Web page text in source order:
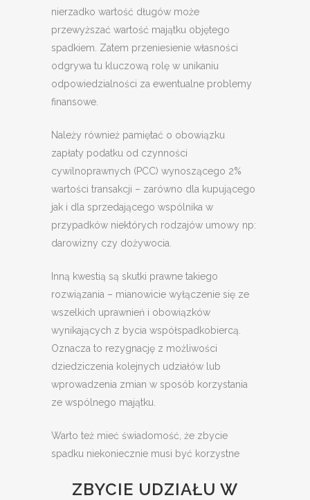
nierzadko wartość długów może
przewyższać wartość majątku objętego
spadkiem. Zatem przeniesienie własności
odgrywa tu kluczową rolę w unikaniu
odpowiedzialności za ewentualne problemy
finansowe.
Należy również pamiętać o obowiązku
zapłaty podatku od czynności
cywilnoprawnych (PCC) wynoszącego 2%
wartości transakcji – zarówno dla kupującego
jak i dla sprzedającego wspólnika w
przypadków niektórych rodzajów umowy np:
darowizny czy dożywocia.
Inną kwestią są skutki prawne takiego
rozwiązania – mianowicie wyłączenie się ze
wszelkich uprawnień i obowiązków
wynikających z bycia współspadkobiercą.
Oznacza to rezygnację z możliwości
dziedziczenia kolejnych udziałów lub
wprowadzenia zmian w sposób korzystania
ze wspólnego majątku.
Warto też mieć świadomość, że zbycie
spadku niekoniecznie musi być korzystne
ZBYCIE UDZIAŁU W